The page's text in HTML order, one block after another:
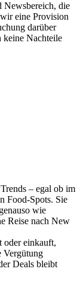
Newsbereich, die
eine Provision
darüber
keine Nachteile
– egal ob im
Food-Spots. Sie
wie
Reise nach New
oder einkauft,
Vergütung
Deals bleibt